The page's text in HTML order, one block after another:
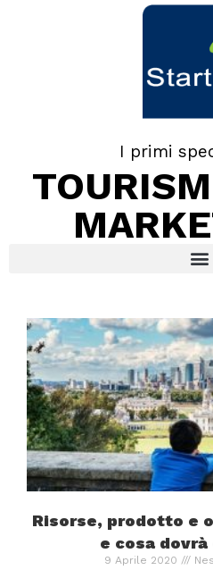
I primi
Risorse, prodotto e
e cosa dovrà
9 Aprile 2020